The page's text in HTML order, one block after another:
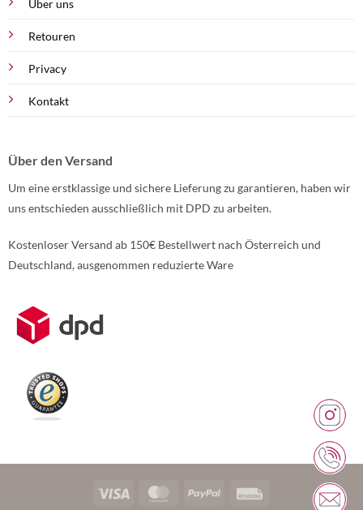
Über uns
Retouren
Privacy
Kontakt
Über den Versand
Um eine erstklassige und sichere Lieferung zu garantieren, haben wir
uns entschieden ausschließlich mit DPD zu arbeiten.
Kostenloser Versand ab 150€ Bestellwert nach Österreich und
Deutschland, ausgenommen reduzierte Ware
Weitere Informationen über den gesperrten Inhalt.
Visa MasterCardPayPal